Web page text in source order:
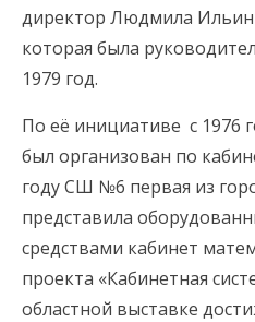
директор Людмила
которая была
1979 год.
По её инициативе с 1976
был организован по
году СШ №6 первая из
представила
средствами кабинет
проекта «Кабинетная
областной выставке